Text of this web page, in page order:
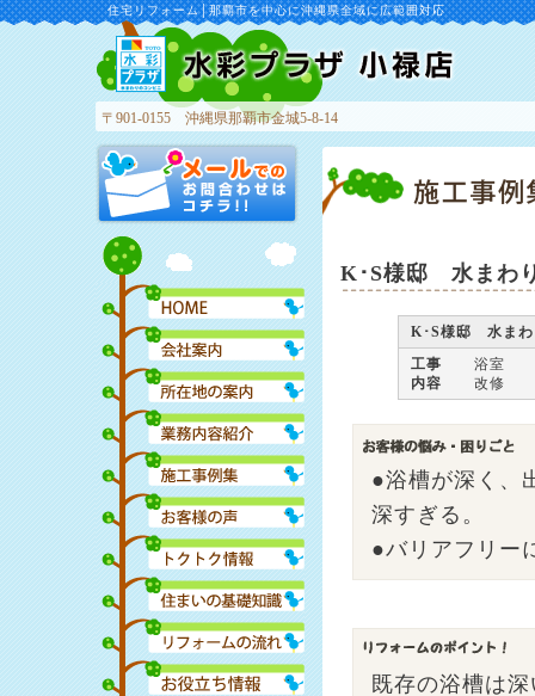
住宅リフォーム│那覇市を中心に沖縄県全域に広範囲対応
水彩プラザ 小禄店
〒901-0155 沖縄県那覇市金城5-8-14
K･S様邸 水まわ
K･S様邸 水まわ
工事
内容
浴室
改修
●浴槽が深く、
深すぎる。
●バリアフリー
既存の浴槽は